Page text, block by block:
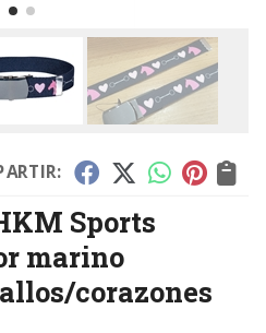
Sports
marino
corazones